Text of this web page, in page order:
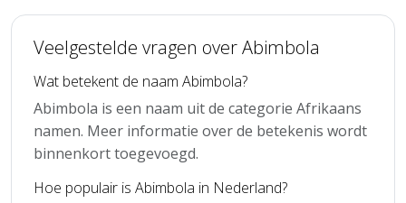
Veelgestelde vragen over Abimbola
Wat betekent de naam Abimbola?
Abimbola is een naam uit de categorie Afrikaans
namen. Meer informatie over de betekenis wordt
binnenkort toegevoegd.
Hoe populair is Abimbola in Nederland?